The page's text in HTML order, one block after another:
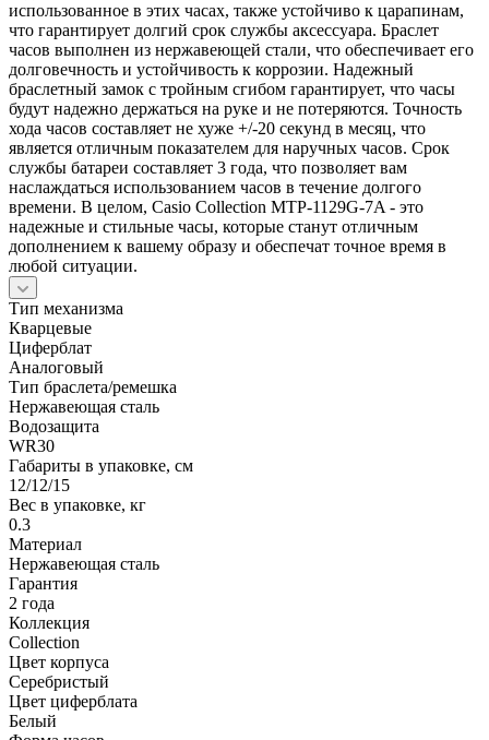
использованное в этих часах, также устойчиво к царапинам,
что гарантирует долгий срок службы аксессуара. Браслет
часов выполнен из нержавеющей стали, что обеспечивает его
долговечность и устойчивость к коррозии. Надежный
браслетный замок с тройным сгибом гарантирует, что часы
будут надежно держаться на руке и не потеряются. Точность
хода часов составляет не хуже +/-20 секунд в месяц, что
является отличным показателем для наручных часов. Срок
службы батареи составляет 3 года, что позволяет вам
наслаждаться использованием часов в течение долгого
времени. В целом, Casio Collection MTP-1129G-7A - это
надежные и стильные часы, которые станут отличным
дополнением к вашему образу и обеспечат точное время в
любой ситуации.
Тип механизма
Кварцевые
Циферблат
Аналоговый
Тип браслета/ремешка
Нержавеющая сталь
Водозащита
WR30
Габариты в упаковке, см
12/12/15
Вес в упаковке, кг
0.3
Материал
Нержавеющая сталь
Гарантия
2 года
Коллекция
Collection
Цвет корпуса
Серебристый
Цвет циферблата
Белый